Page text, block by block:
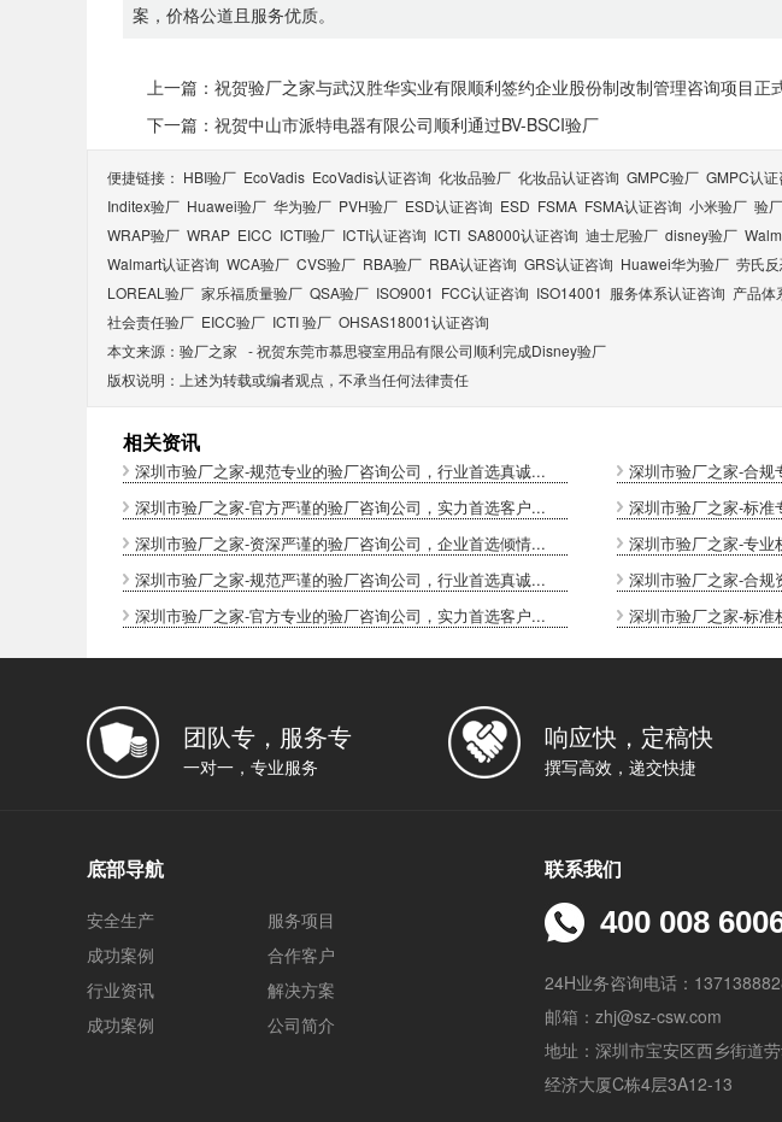
案，价格公道且服务优质。
上一篇：祝贺验厂之家与武汉胜华实业有限顺利签约企业股份制改制管理咨询项目正
下一篇：祝贺中山市派特电器有限公司顺利通过BV-BSCI验厂
便捷链接： HBI验厂 EcoVadis EcoVadis​认证咨询 化妆品验厂 化妆品认证咨询 GMPC验厂 GMPC认证
Inditex验厂 Huawei验厂 华为验厂 PVH验厂 ESD认证咨询 ESD FSMA FSMA认证咨询 小米验厂 验
WRAP验厂 WRAP EICC ICTI验厂 ICTI认证咨询 ICTI SA8000认证咨询 迪士尼验厂 disney验厂
Walmart认证咨询 WCA验厂 CVS验厂 RBA验厂 RBA认证咨询 GRS认证咨询 Huawei华为验厂 劳氏
LOREAL验厂 家乐福质量验厂 QSA验厂 ISO9001 FCC认证咨询 ISO14001 服务体系认证咨询 产品体
社会责任验厂 EICC验厂 ICTI 验厂 OHSAS18001认证咨询
本文来源： 验厂之家 -祝贺东莞市慕思寝室用品有限公司顺利完成Disney验厂
版权说明：上述为转载或编者观点，不承当任何法律责任
相关资讯
深圳市验厂之家-规范专业的验厂咨询公司，行业首选真诚...
深圳市验厂之家-合
深圳市验厂之家-官方严谨的验厂咨询公司，实力首选客户...
深圳市验厂之家-标
深圳市验厂之家-资深严谨的验厂咨询公司，企业首选倾情...
深圳市验厂之家-专
深圳市验厂之家-规范严谨的验厂咨询公司，行业首选真诚...
深圳市验厂之家-合
深圳市验厂之家-官方专业的验厂咨询公司，实力首选客户...
深圳市验厂之家-标
团队专，服务专
一对一，专业服务
响应快，定稿快
撰写高效，递交快捷
底部导航
安全生产
服务项目
成功案例
合作客户
行业资讯
解决方案
成功案例
公司简介
联系我们
400 008
24H业务咨询电话：
邮箱：zhj@sz-csw.com
地址：深圳市宝安区西乡街道
经济大厦C栋4层3A12-13